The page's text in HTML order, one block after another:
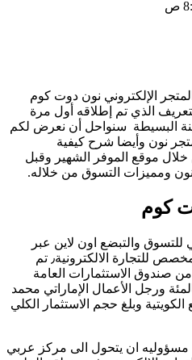
الإلكتروني نون دوت كوم
الذي تم إطلاقه أول مرة
البسيطة سنواحل أن نعرض لكم
نون وأيضا شرح كيفية
موقع الموفر الشهير وقبل
ومميزات التسوق من خلاله.
كوم
والتبضع اون لاين عبر
الانترنت او بعباره أدق هو موقع مخصص للتجارة الالكترونية٫ تم
سنة 2016 بتمويل من صندوق الاستثمارات العامة
الذي يمتلك حصة 50 بالمئة ورجل الأعمال الإماراتي محمد
الكويتية وبلغ حجم الاستثمار الكلي
ان يتحول الى مركز عربي